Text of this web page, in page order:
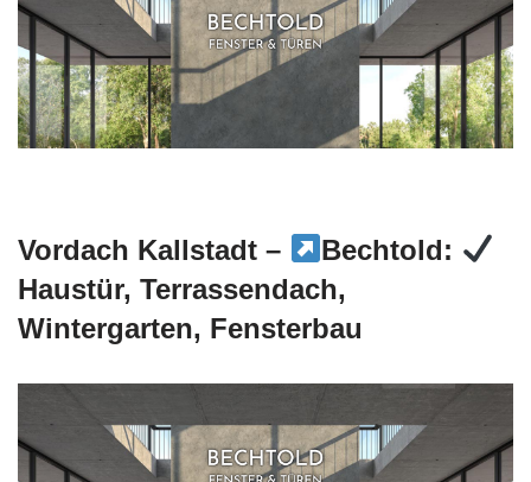
Vordach Kallstadt –
Bechtold:
Haustür, Terrassendach,
Wintergarten, Fensterbau